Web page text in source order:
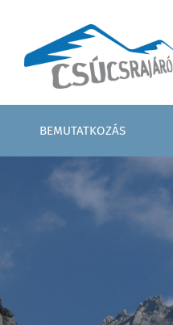
BEMUTATKOZÁS